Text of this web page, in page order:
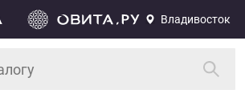
Владивосток